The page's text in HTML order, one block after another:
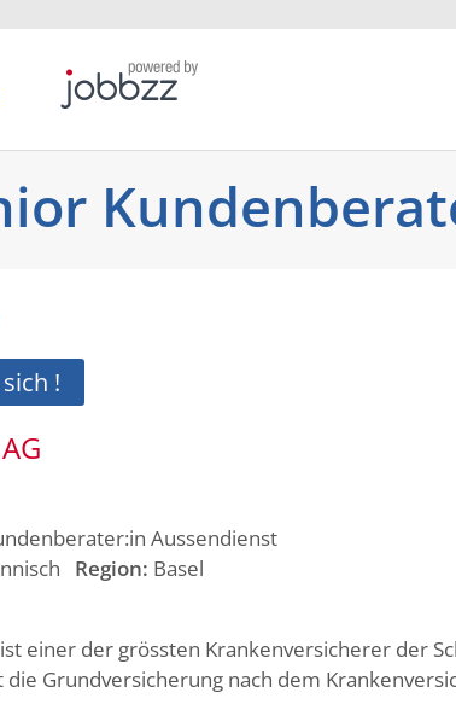
!
Aussendienst
Region: Basel
einer der grössten Krankenversicherer der
Grundversicherung nach dem